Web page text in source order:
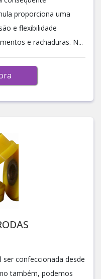
proporciona uma
e flexibilidade
e rachaduras. N...
confeccionada desde
também, podemos